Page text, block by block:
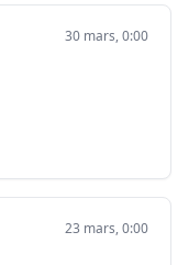
30 mars, 0:00
23 mars, 0:00